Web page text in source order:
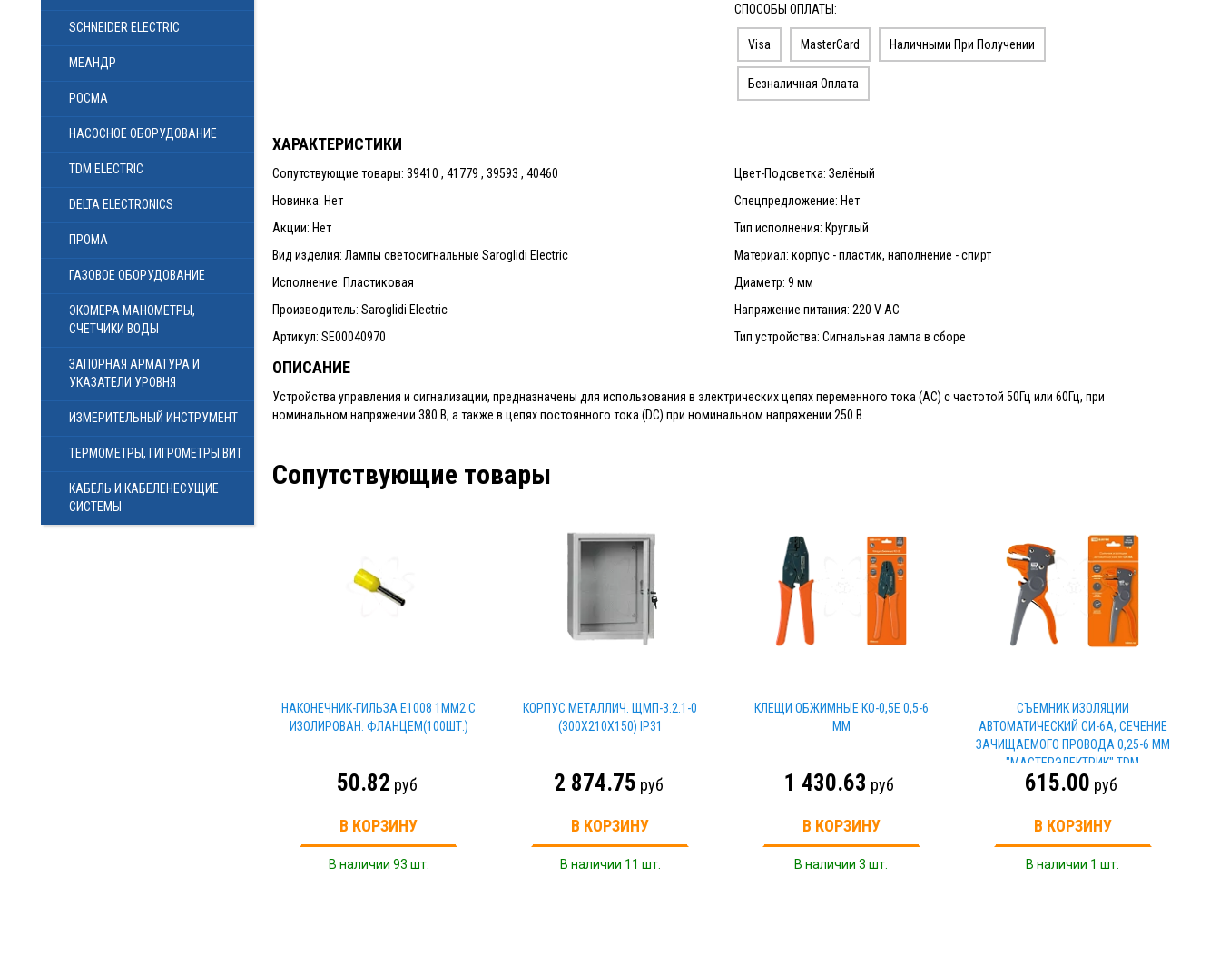
SCHNEIDER ELECTRIC
МЕАНДР
РОСМА
НАСОСНОЕ ОБОРУДОВАНИЕ
TDM ELECTRIC
DELTA ELECTRONICS
ПРОМА
ГАЗОВОЕ ОБОРУДОВАНИЕ
ЭКОМЕРА МАНОМЕТРЫ,
СЧЕТЧИКИ ВОДЫ
ЗАПОРНАЯ АРМАТУРА И
УКАЗАТЕЛИ УРОВНЯ
ИЗМЕРИТЕЛЬНЫЙ ИНСТРУМЕНТ
ТЕРМОМЕТРЫ, ГИГРОМЕТРЫ ВИТ
КАБЕЛЬ И КАБЕЛЕНЕСУЩИЕ
СИСТЕМЫ
СПОСОБЫ ОПЛАТЫ:
Visa MasterCard Наличными При Получении
Безналичная Оплата
ХАРАКТЕРИСТИКИ
Сопутствующие товары: 39410 , 41779 , 39593 , 40460
Новинка: Нет
Акции: Нет
Вид изделия: Лампы светосигнальные Saroglidi Electric
Исполнение: Пластиковая
Производитель: Saroglidi Electric
Артикул: SE00040970
Цвет-Подсветка: Зелёный
Спецпредложение: Нет
Тип исполнения: Круглый
Материал: корпус - пластик, наполнение - спирт
Диаметр: 9 мм
Напряжение питания: 220 V АС
Тип устройства: Сигнальная лампа в сборе
ОПИСАНИЕ
Устройства управления и сигнализации, предназначены для использования в электрических цепях переменного тока (АС) с частотой 50Гц или 60Гц, при
номинальном напряжении 380 В, а также в цепях постоянного тока (DC) при номинальном напряжении 250 В.
Сопутствующие товары
НАКОНЕЧНИК-ГИЛЬЗА Е1008 1ММ2 С
ИЗОЛИРОВАН. ФЛАНЦЕМ(100ШТ.)
50.82 руб
В КОРЗИНУ
В наличии 93 шт.
КОРПУС МЕТАЛЛИЧ. ЩМП-3.2.1-0
(300Х210Х150) IP31
2 874.75 руб
В КОРЗИНУ
В наличии 11 шт.
КЛЕЩИ ОБЖИМНЫЕ КО-0,5Е 0,5-6
ММ
1 430.63 руб
В КОРЗИНУ
В наличии 3 шт.
СЪЕМНИК ИЗОЛЯЦИИ
АВТОМАТИЧЕСКИЙ СИ-6А, СЕЧЕНИЕ
ЗАЧИЩАЕМОГО ПРОВОДА 0,25-6 ММ
"МАСТЕРЭЛЕКТРИК" TDM
615.00 руб
В КОРЗИНУ
В наличии 1 шт.